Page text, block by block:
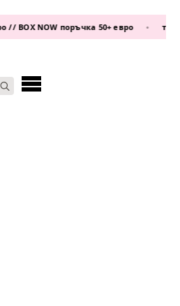
NOW поръчка 50+ евро